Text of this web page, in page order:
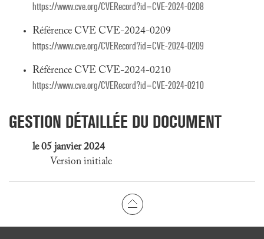
https://www.cve.org/CVERecord?id=CVE-2024-0208
Référence CVE CVE-2024-0209
https://www.cve.org/CVERecord?id=CVE-2024-0209
Référence CVE CVE-2024-0210
https://www.cve.org/CVERecord?id=CVE-2024-0210
GESTION DÉTAILLÉE DU DOCUMENT
le 05 janvier 2024
Version initiale